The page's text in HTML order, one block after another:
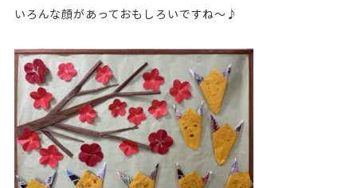
いろんな顔があっておもしろいですね～♪